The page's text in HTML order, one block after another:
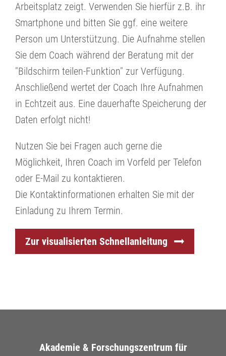
Arbeitsplatz zeigt. Verwenden Sie hierfür z.B. ihr
Smartphone und bitten Sie ggf. eine weitere
Person um Unterstützung. Die Aufnahme stellen
Sie dem Coach während der Beratung mit der
"Bildschirm teilen-Funktion" zur Verfügung.
Anschließend wertet der Coach Ihre Aufnahmen
in Echtzeit aus. Eine dauerhafte Speicherung der
Daten erfolgt nicht!
Nutzen Sie bei Fragen auch gerne die
Möglichkeit, Ihren Coach im Vorfeld per Telefon
oder E-Mail zu kontaktieren.
Die Kontaktinformationen erhalten Sie mit der
Einladung zu Ihrem Termin.
Zur visualisierten Schnellanleitung
Akademie & Forschungszentrum für